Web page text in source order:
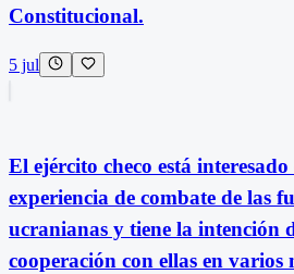
Constitucional.
5 jul
El ejército checo está
experiencia de combate de las
ucranianas y tiene la intención
cooperación con ellas en varios